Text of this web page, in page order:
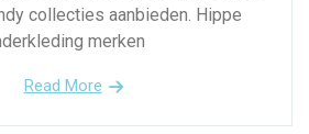
collecties aanbieden. Hippe
merken
Read More